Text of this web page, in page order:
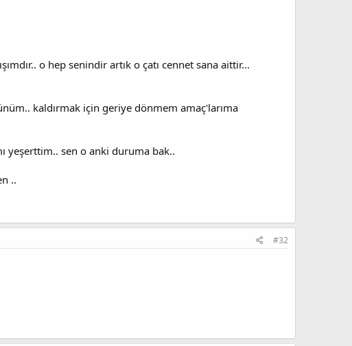
o hep senindir artık o çatı cennet sana aittir...
kaldırmak için geriye dönmem amaç'larıma
yeşerttim.. sen o anki duruma bak..
..
#32